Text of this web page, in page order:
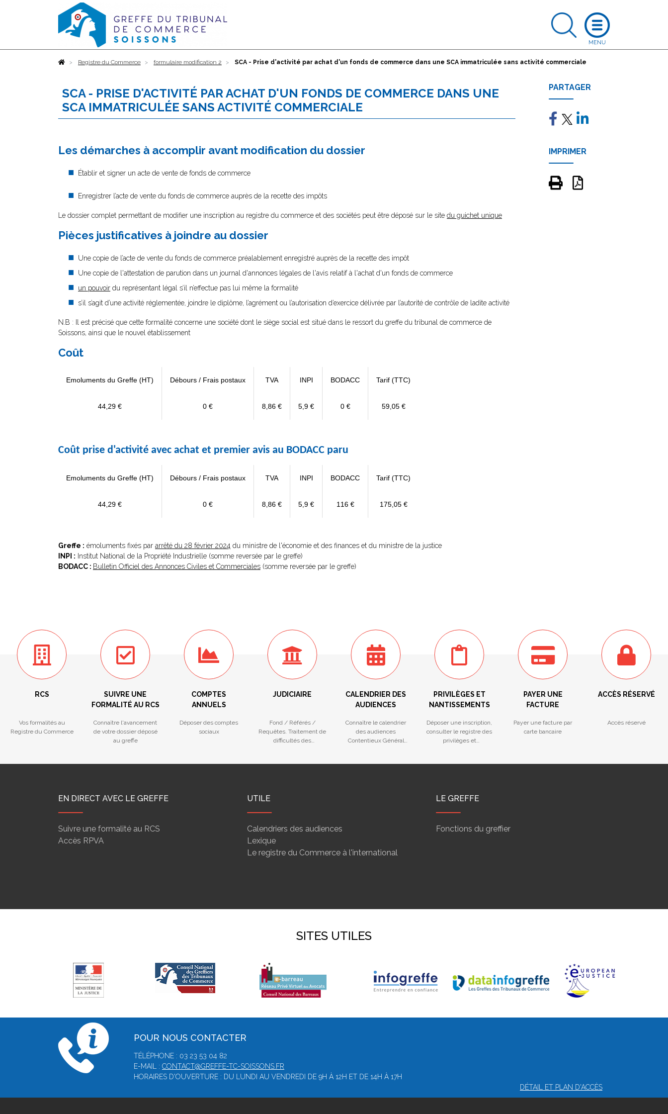
AccueilRegistre du Commerce formulaire modification 2 SCA - Prise d'activité par achat d'un fonds de commerce dans une SCA immatriculée sans activité commerciale
SCA - PRISE D'ACTIVITÉ PAR ACHAT D'UN FONDS DE COMMERCE DANS UNE
SCA IMMATRICULÉE SANS ACTIVITÉ COMMERCIALE
Les démarches à accomplir avant modification du dossier
Établir et signer un acte de vente de fonds de commerce
Enregistrer l’acte de vente du fonds de commerce auprès de la recette des impôts
Le dossier complet permettant de modifier une inscription au registre du commerce et des sociétés peut être déposé sur le site du guichet unique
Pièces justificatives à joindre au dossier
Une copie de l’acte de vente du fonds de commerce préalablement enregistré auprès de la recette des impôt
Une copie de l'attestation de parution dans un journal d'annonces légales de l'avis relatif à l'achat d'un fonds de commerce
un pouvoir du représentant légal s’il n’effectue pas lui même la formalité
s’il s’agit d’une activité réglementée, joindre le diplôme, l’agrément ou l’autorisation d’exercice délivrée par l’autorité de contrôle de ladite activité
N.B : Il est précisé que cette formalité concerne une société dont le siège social est situé dans le ressort du greffe du tribunal de commerce de
Soissons, ainsi que le nouvel établissement
Coût
Emoluments du Greffe (HT) Débours / Frais postaux TVA INPI BODACC Tarif (TTC)
44,29 € 0 € 8,86 € 5,9 € 0 € 59,05 €
Coût prise d'activité avec achat et premier avis au BODACC paru
Emoluments du Greffe (HT) Débours / Frais postaux TVA INPI BODACC Tarif (TTC)
44,29 € 0 € 8,86 € 5,9 € 116 € 175,05 €
Greffe : émoluments fixés par arrêté du 28 février 2024 du ministre de l'économie et des finances et du ministre de la justice
INPI : Institut National de la Propriété Industrielle (somme reversée par le greffe)
BODACC : Bulletin Officiel des Annonces Civiles et Commerciales (somme reversée par le greffe)
PARTAGER
IMPRIMER
RCS
Vos formalités au
Registre du Commerce
SUIVRE UNE
FORMALITÉ AU RCS
Connaître l'avancement
de votre dossier déposé
au greffe
COMPTES
ANNUELS
Déposer des comptes
sociaux
JUDICIAIRE
Fond / Référés /
Requêtes. Traitement de
difficultés des
CALENDRIER DES
AUDIENCES
Connaître le calendrier
des audiences
Contentieux Général
PRIVILÈGES ET
NANTISSEMENTS
Déposer une inscription,
consulter le registre des
privilèges et
PAYER UNE
FACTURE
Payer une facture par
carte bancaire
ACCÈS RÉSERVÉ
Accès réservé
EN DIRECT AVEC LE GREFFE
Suivre une formalité au RCS
Accès RPVA
UTILE
Calendriers des audiences
Lexique
Le registre du Commerce à l'international
LE GREFFE
Fonctions du greffier
SITES UTILES
POUR NOUS CONTACTER
TÉLÉPHONE : 03 23 53 04 82
E-MAIL : CONTACT@GREFFE-TC-SOISSONS.FR
HORAIRES D'OUVERTURE : DU LUNDI AU VENDREDI DE 9H À 12H ET DE 14H À 17H
DÉTAIL ET PLAN D'ACCÈS